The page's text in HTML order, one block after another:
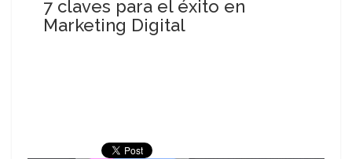
7 claves para el éxito en
Marketing Digital